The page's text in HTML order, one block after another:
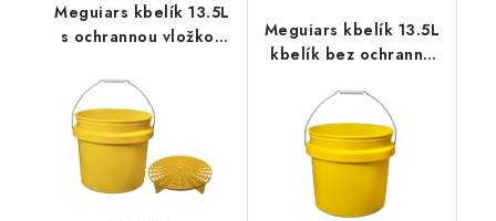
Meguiars kbelík 13.5L
s ochrannou vložkou
ochrannou vložkou
Meguiars kbelík 13.5L
kbelík bez ochranné